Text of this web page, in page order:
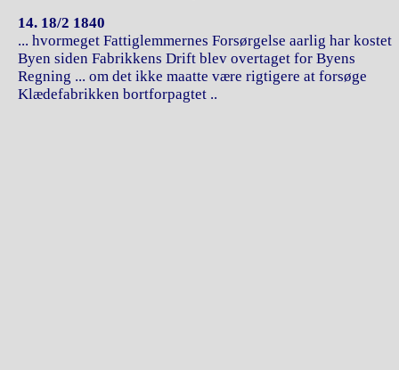
14. 18/2 1840
... hvormeget Fattiglemmernes Forsørgelse aarlig har kostet
Byen siden Fabrikkens Drift blev overtaget for Byens
Regning ... om det ikke maatte være rigtigere at forsøge
Klædefabrikken bortforpagtet ..